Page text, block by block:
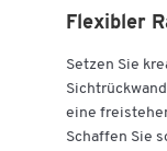
Flexibler
Setzen Sie
eine
Schaffen Sie